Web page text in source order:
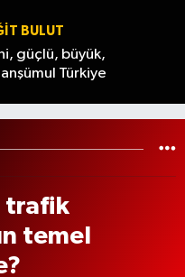
BULUT
güçlü, büyük,
Türkiye
trafik
temel